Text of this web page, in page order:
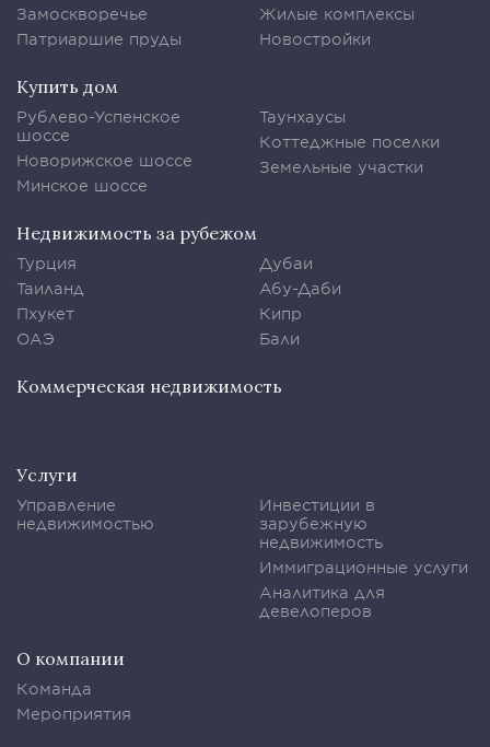
Замоскворечье
Патриаршие пруды
Жилые комплексы
Новостройки
Купить дом
Рублево-Успенское
шоссе
Новорижское шоссе
Минское шоссе
Таунхаусы
Коттеджные поселки
Земельные участки
Недвижимость за рубежом
Турция
Таиланд
Пхукет
ОАЭ
Дубаи
Абу-Даби
Кипр
Бали
Коммерческая недвижимость
Услуги
Управление
недвижимостью
Инвестиции в
зарубежную
недвижимость
Иммиграционные услуги
Аналитика для
девелоперов
О компании
Команда
Мероприятия